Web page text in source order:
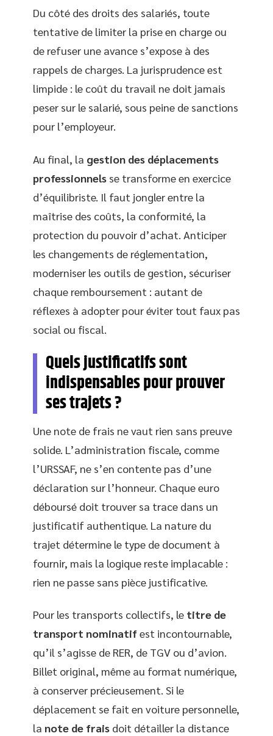
Du côté des droits des salariés, toute
tentative de limiter la prise en charge ou
de refuser une avance s’expose à des
rappels de charges. La jurisprudence est
limpide : le coût du travail ne doit jamais
peser sur le salarié, sous peine de sanctions
pour l’employeur.
Au final, la gestion des déplacements
professionnels se transforme en exercice
d’équilibriste. Il faut jongler entre la
maîtrise des coûts, la conformité, la
protection du pouvoir d’achat. Anticiper
les changements de réglementation,
moderniser les outils de gestion, sécuriser
chaque remboursement : autant de
réflexes à adopter pour éviter tout faux pas
social ou fiscal.
Quels justificatifs sont
indispensables pour prouver
ses trajets ?
Une note de frais ne vaut rien sans preuve
solide. L’administration fiscale, comme
l’URSSAF, ne s’en contente pas d’une
déclaration sur l’honneur. Chaque euro
déboursé doit trouver sa trace dans un
justificatif authentique. La nature du
trajet détermine le type de document à
fournir, mais la logique reste implacable :
rien ne passe sans pièce justificative.
Pour les transports collectifs, le titre de
transport nominatifest incontournable,
qu’il s’agisse de RER, de TGV ou d’avion.
Billet original, même au format numérique,
à conserver précieusement. Si le
déplacement se fait en voiture personnelle,
la note de frais doit détailler la distance